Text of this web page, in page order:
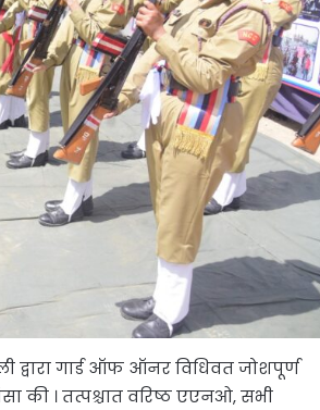
द्वारा गार्ड ऑफ ऑनर विधिवत जोशपूर्ण
की । तत्पश्चात वरिष्ठ एएनओ, सभी